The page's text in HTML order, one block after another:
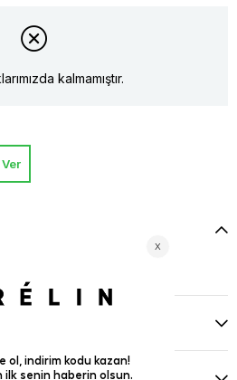
kalmamıştır.